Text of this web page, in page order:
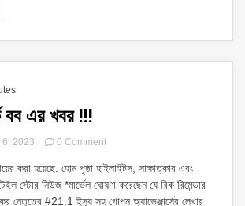
বব এর খবর !!!
2023 0 Commenton
সম্পর্কে
বব
এর
করা হয়েছে: হোম পৃষ্ঠা হাইলাইটস, সাক্ষাত্কার এবং
স্টোর নিউজ *মার্ভেল ঘোষণা করেছেন যে রিক রিমেন্ডার
নেতৃত্বে #21.1 ইস্যু সহ গোপন অ্যাভেঞ্জার্সের লেখার